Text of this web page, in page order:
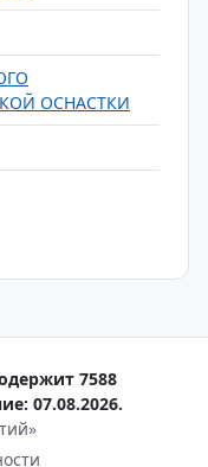
ОСНАСТКИ
7588
07.08.2026.